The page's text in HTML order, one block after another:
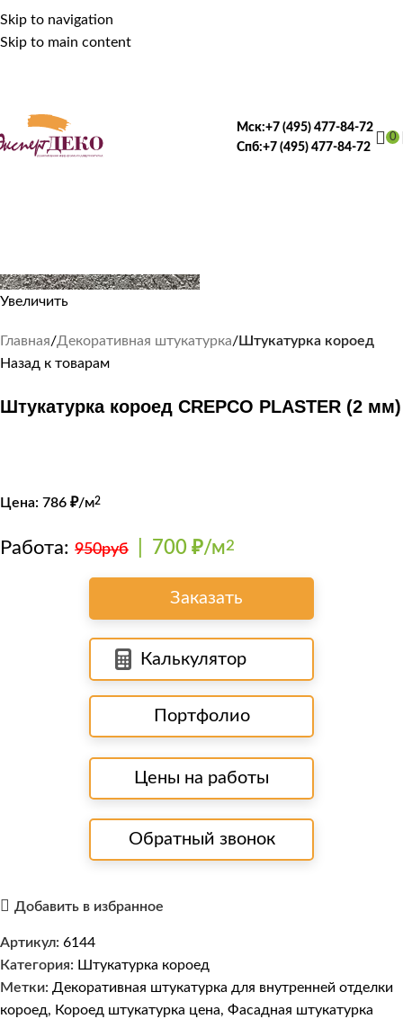
Skip to navigation
Skip to main content
Мск:+7 (495) 477-84-72
Спб:+7 (495) 477-84-72
0
Увеличить
Главная Декоративная штукатурка
Штукатурка короед
Назад к товарам
Штукатурка короед CREPCO PLASTER (2 мм)
Цена: 786 ₽/м2
Работа: 950руб 700 ₽/м2
Заказать
Калькулятор
Портфолио
Цены на работы
Обратный звонок
Добавить в избранное
Артикул: 6144
Категория: Штукатурка короед
Метки: Декоративная штукатурка для внутренней отделки
короед, Короед штукатурка цена, Фасадная штукатурка